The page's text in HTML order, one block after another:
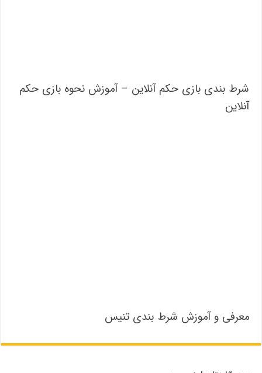
شرط بندی بازی حکم آنلاین – آموزش نحوه بازی حکم
آنلاین
معرفی و آموزش شرط بندی تنیس